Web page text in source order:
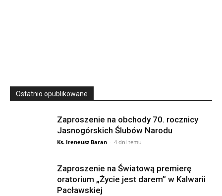
Ostatnio opublikowane
Zaproszenie na obchody 70. rocznicy
Jasnogórskich Ślubów Narodu
Ks. Ireneusz Baran - 4 dni temu
Zaproszenie na Światową premierę
oratorium „Życie jest darem” w Kalwarii
Pacławskiej